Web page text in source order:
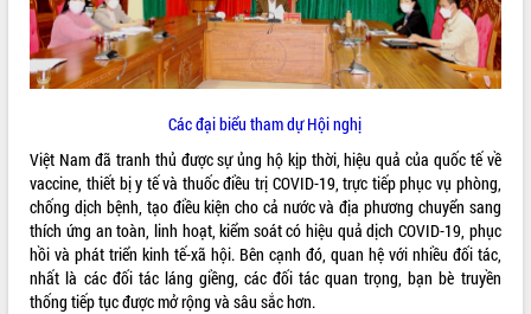
Khám bệnh, cấp phát thuốc miễn phí
và tặng quà người dân xã Cư Pui
Hội nghị UBND tỉnh Đắk Lắk thường kỳ
tháng 7/2026
Lễ truy tặng danh hiệu “Bà Mẹ Việt
Nam Anh hùng” và trao Huân chương
Lao động
UBND tỉnh Đắk Lắk triển khai nhiệm
vụ 6 tháng cuối năm 2026
Kỳ họp thứ Hai, Hội đồng nhân dân
tỉnh khóa XI quyết nghị nhiều nội dung
quan trọng
Các đại biểu tham dự Hội nghị
Việt Nam đã tranh thủ được sự ủng hộ kịp thời, hiệu quả của quốc tế về
vaccine, thiết bị y tế và thuốc điều trị COVID-19, trực tiếp phục vụ phòng,
chống dịch bệnh, tạo điều kiện cho cả nước và địa phương chuyển sang
thích ứng an toàn, linh hoạt, kiểm soát có hiệu quả dịch COVID-19, phục
hồi và phát triển kinh tế-xã hội. Bên cạnh đó, quan hệ với nhiều đối tác,
nhất là các đối tác láng giềng, các đối tác quan trọng, bạn bè truyền
thống tiếp tục được mở rộng và sâu sắc hơn.